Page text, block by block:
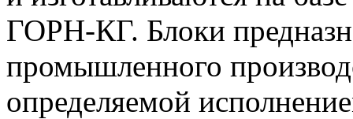
ГОРН-КГ. Блоки
промышленного
определяемой